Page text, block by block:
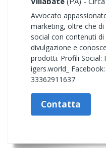
Avvocato
marketing, oltre che
social con contenuti
divulgazione e
prodotti. Profili Social:
igers.world_
33362911637
Contatta